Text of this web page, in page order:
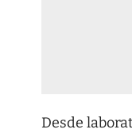
Desde